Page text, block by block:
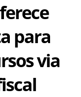
para
via